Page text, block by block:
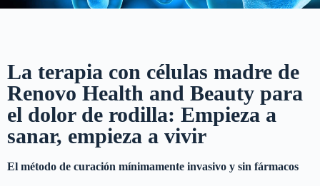
La terapia con células madre de
Renovo Health and Beauty para
el dolor de rodilla: Empieza a
sanar, empieza a vivir
El método de curación mínimamente invasivo y sin fármacos